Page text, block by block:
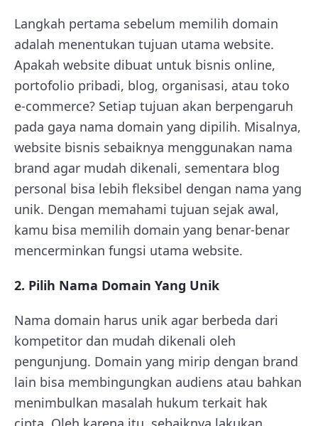
Langkah pertama sebelum memilih domain
adalah menentukan tujuan utama website.
Apakah website dibuat untuk bisnis online,
portofolio pribadi, blog, organisasi, atau toko
e-commerce? Setiap tujuan akan berpengaruh
pada gaya nama domain yang dipilih. Misalnya,
website bisnis sebaiknya menggunakan nama
brand agar mudah dikenali, sementara blog
personal bisa lebih fleksibel dengan nama yang
unik. Dengan memahami tujuan sejak awal,
kamu bisa memilih domain yang benar-benar
mencerminkan fungsi utama website.
2. Pilih Nama Domain Yang Unik
Nama domain harus unik agar berbeda dari
kompetitor dan mudah dikenali oleh
pengunjung. Domain yang mirip dengan brand
lain bisa membingungkan audiens atau bahkan
menimbulkan masalah hukum terkait hak